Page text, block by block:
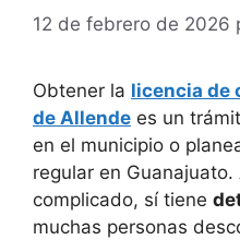
12 de febrero de 2026
Obtener la licencia de
de Allende es un
en el municipio o
regular en
complicado, sí tiene
muchas personas